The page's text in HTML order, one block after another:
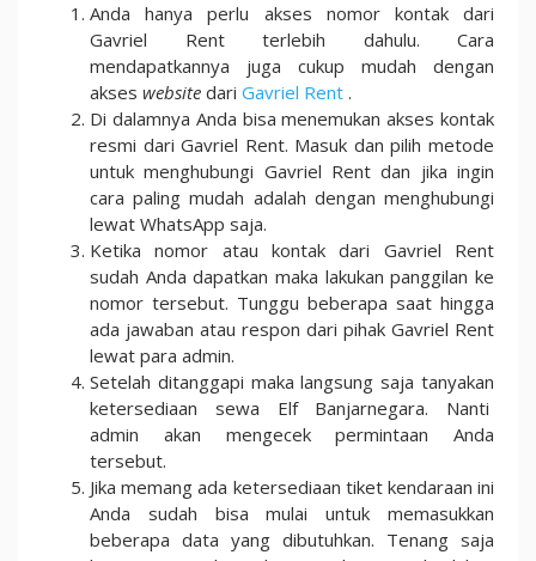
Anda hanya perlu akses nomor kontak dari
Gavriel Rent terlebih dahulu. Cara
mendapatkannya juga cukup mudah dengan
akses website dari Gavriel Rent .
Di dalamnya Anda bisa menemukan akses kontak
resmi dari Gavriel Rent. Masuk dan pilih metode
untuk menghubungi Gavriel Rent dan jika ingin
cara paling mudah adalah dengan menghubungi
lewat WhatsApp saja.
Ketika nomor atau kontak dari Gavriel Rent
sudah Anda dapatkan maka lakukan panggilan ke
nomor tersebut. Tunggu beberapa saat hingga
ada jawaban atau respon dari pihak Gavriel Rent
lewat para admin.
Setelah ditanggapi maka langsung saja tanyakan
ketersediaan sewa Elf Banjarnegara. Nanti
admin akan mengecek permintaan Anda
tersebut.
Jika memang ada ketersediaan tiket kendaraan ini
Anda sudah bisa mulai untuk memasukkan
beberapa data yang dibutuhkan. Tenang saja